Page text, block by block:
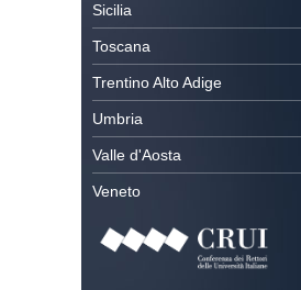
Sicilia
Toscana
Trentino Alto Adige
Umbria
Valle d'Aosta
Veneto